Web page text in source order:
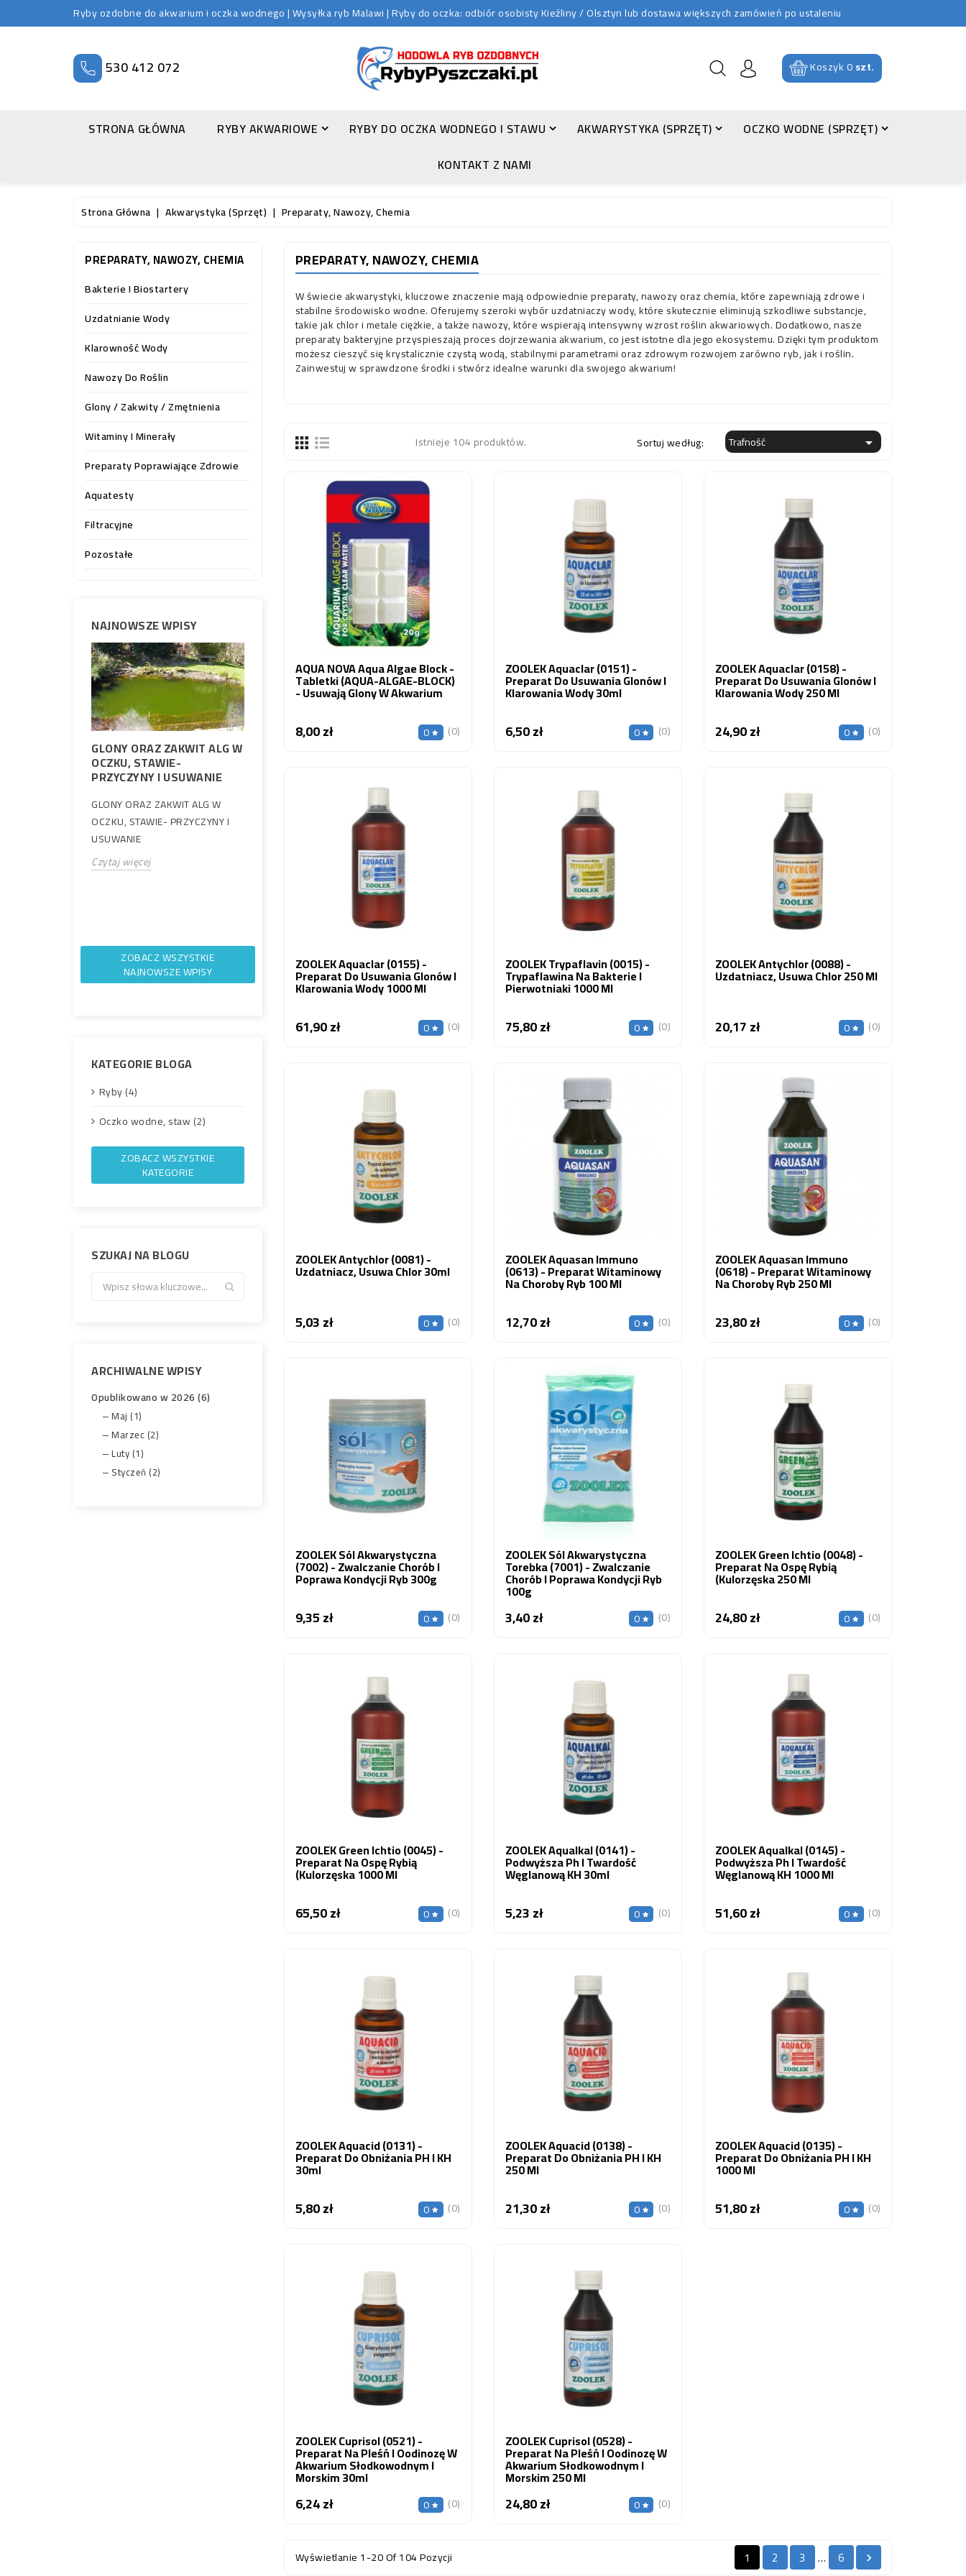
Ryby ozdobne do akwarium i oczka wodnego | Wysyłka ryb Malawi | Ryby do oczka: odbiór osobisty Kieźliny / Olsztyn lub dostawa większych zamówień po ustaleniu
530 412 072 Koszyk0szt.
STRONA GŁÓWNA RYBY AKWARIOWE RYBY DO OCZKA WODNEGO I STAWU AKWARYSTYKA (SPRZĘT)
OCZKO WODNE (SPRZĘT)
KONTAKT Z NAMI
Strona Główna Akwarystyka (sprzęt) Preparaty, Nawozy, Chemia
PREPARATY, NAWOZY, CHEMIA
Bakterie I Biostartery
Uzdatnianie Wody
Klarowność Wody
Nawozy Do Roślin
Glony / Zakwity / Zmętnienia
Witaminy I Minerały
Preparaty Poprawiające Zdrowie
Aquatesty
Filtracyjne
Pozostałe
NAJNOWSZE WPISY
GLONY ORAZ ZAKWIT ALG W
OCZKU, STAWIE-
PRZYCZYNY I USUWANIE
GLONY ORAZ ZAKWIT ALG W
OCZKU, STAWIE- PRZYCZYNY I
USUWANIE
Czytaj więcej
Wiosenne przygotowanie oczka
wodnego to kluczowy moment
dla zachowania równowagi
biologicznej w zbiorniku.
Akwarium 200 litrów to minimum
Sprawdź jakie gatunki wybrać,
najpopularniejszych i
spokojniejszych pielęgnic z
jeziora Malawi. Poznaj jej
ubarwienie,...
gatunki wybrać i jak uniknąć
błędów
Metriaclima estherae
Zastanawiasz się, jakie
pyszczaki wybrać na początek?
Sprawdź gatunki polecane
początkującym,...
Czytaj więcej
ZOBACZ WSZYSTKIE
NAJNOWSZE WPISY
KATEGORIE BLOGA
Ryby (4)
Oczko wodne, staw (2)
ZOBACZ WSZYSTKIE
KATEGORIE
SZUKAJ NA BLOGU
ARCHIWALNE WPISY
Opublikowano w 2026 (6)
Maj (1)
Marzec (2)
Luty (1)
Styczeń (2)
PREPARATY, NAWOZY, CHEMIA
W świecie akwarystyki, kluczowe znaczenie mają odpowiednie preparaty, nawozy oraz chemia, które zapewniają zdrowe i
stabilne środowisko wodne. Oferujemy szeroki wybór uzdatniaczy wody, które skutecznie eliminują szkodliwe substancje,
takie jak chlor i metale ciężkie, a także nawozy, które wspierają intensywny wzrost roślin akwariowych. Dodatkowo, nasze
preparaty bakteryjne przyspieszają proces dojrzewania akwarium, co jest istotne dla jego ekosystemu. Dzięki tym produktom
możesz cieszyć się krystalicznie czystą wodą, stabilnymi parametrami oraz zdrowym rozwojem zarówno ryb, jak i roślin.
Zainwestuj w sprawdzone środki i stwórz idealne warunki dla swojego akwarium!
Istnieje 104 produktów. Sortuj według: Trafność 
AQUA NOVA Aqua Algae Block -
Tabletki (AQUA-ALGAE-BLOCK)
- Usuwają Glony W Akwarium
8,00 złCena 0 (0)
ZOOLEK Aquaclar (0151) -
Preparat Do Usuwania Glonów I
Klarowania Wody 30ml
6,50 złCena 0 (0)
ZOOLEK Aquaclar (0158) -
Preparat Do Usuwania Glonów I
Klarowania Wody 250 Ml
24,90 złCena 0 (0)
ZOOLEK Aquaclar (0155) -
Preparat Do Usuwania Glonów I
Klarowania Wody 1000 Ml
61,90 złCena 0 (0)
ZOOLEK Trypaflavin (0015) -
Trypaflawina Na Bakterie I
Pierwotniaki 1000 Ml
75,80 złCena 0 (0)
ZOOLEK Antychlor (0088) -
Uzdatniacz, Usuwa Chlor 250 Ml
20,17 złCena 0 (0)
ZOOLEK Antychlor (0081) -
Uzdatniacz, Usuwa Chlor 30ml
5,03 złCena 0 (0)
ZOOLEK Aquasan Immuno
(0613) - Preparat Witaminowy
Na Choroby Ryb 100 Ml
12,70 złCena 0 (0)
ZOOLEK Aquasan Immuno
(0618) - Preparat Witaminowy
Na Choroby Ryb 250 Ml
23,80 złCena 0 (0)
ZOOLEK Sól Akwarystyczna
(7002) - Zwalczanie Chorób I
Poprawa Kondycji Ryb 300g
9,35 złCena 0 (0)
ZOOLEK Sól Akwarystyczna
Torebka (7001) - Zwalczanie
Chorób I Poprawa Kondycji Ryb
100g
3,40 złCena 0 (0)
ZOOLEK Green Ichtio (0048) -
Preparat Na Ospę Rybią
(kulorzęska 250 Ml
24,80 złCena 0 (0)
ZOOLEK Green Ichtio (0045) -
Preparat Na Ospę Rybią
(kulorzęska 1000 Ml
65,50 złCena 0 (0)
ZOOLEK Aqualkal (0141) -
Podwyższa Ph I Twardość
Węglanową KH 30ml
5,23 złCena 0 (0)
ZOOLEK Aqualkal (0145) -
Podwyższa Ph I Twardość
Węglanową KH 1000 Ml
51,60 złCena 0 (0)
ZOOLEK Aquacid (0131) -
Preparat Do Obniżania PH I KH
30ml
5,80 złCena 0 (0)
ZOOLEK Aquacid (0138) -
Preparat Do Obniżania PH I KH
250 Ml
21,30 złCena 0 (0)
ZOOLEK Aquacid (0135) -
Preparat Do Obniżania PH I KH
1000 Ml
51,80 złCena 0 (0)
ZOOLEK Cuprisol (0521) -
Preparat Na Pleśń I Oodinozę W
Akwarium Słodkowodnym I
Morskim 30ml
6,24 złCena 0 (0)
ZOOLEK Cuprisol (0528) -
Preparat Na Pleśń I Oodinozę W
Akwarium Słodkowodnym I
Morskim 250 Ml
24,80 złCena 0 (0)
Wyświetlanie 1-20 Of 104 Pozycji 1 2 3 … 6 